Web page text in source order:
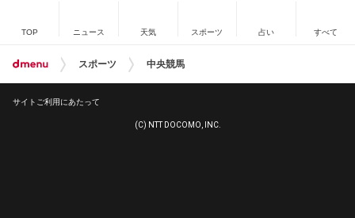
TOP ニュース 天気 スポーツ 占い すべて
スポーツ 中央競馬
サイトご利用にあたって
(C) NTT DOCOMO, INC.